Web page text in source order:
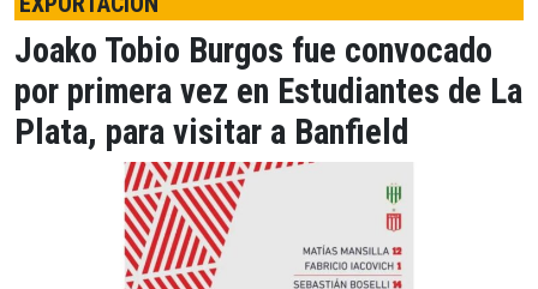
Joako Tobio Burgos fue convocado
por primera vez en Estudiantes de La
Plata, para visitar a Banfield